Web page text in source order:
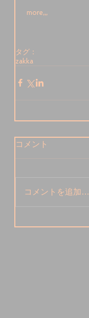
more,,,
タグ：
zakka
コメント
コメントを追加…